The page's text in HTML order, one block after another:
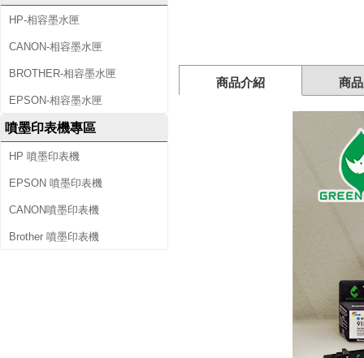
高
容
量
環
保
墨
匣
HP-相容墨水匣
CANON-相容墨水匣
BROTHER-相容墨水匣
EPSON-相容墨水匣
噴墨印表機專區
HP 噴墨印表機
EPSON 噴墨印表機
CANON噴墨印表機
Brother 噴墨印表機
商品介紹 商